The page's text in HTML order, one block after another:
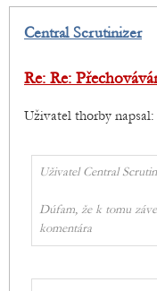
Central Scrutinizer
Re: Re:
Uživatel thorby napsal:
Uživatel Central
Dúfam, že k tomu
komentára